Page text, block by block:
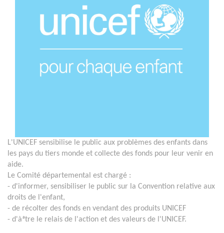
L'UNICEF sensibilise le public aux problèmes des enfants dans
les pays du tiers monde et collecte des fonds pour leur venir en
aide.
Le Comité départemental est chargé :
- d'informer, sensibiliser le public sur la Convention relative aux
droits de l'enfant,
- de récolter des fonds en vendant des produits UNICEF
- d'àªtre le relais de l'action et des valeurs de l'UNICEF.